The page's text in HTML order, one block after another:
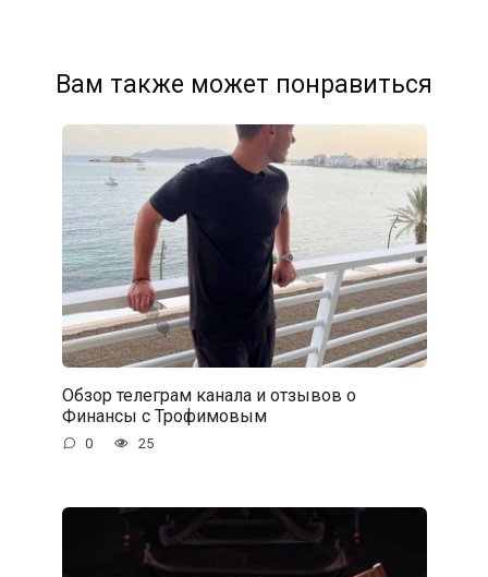
Вам также может понравиться
Обзор телеграм канала и отзывов о
Финансы с Трофимовым
0 25